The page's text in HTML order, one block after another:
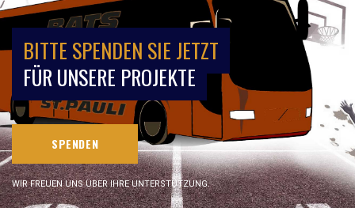
BITTE SPENDEN SIE JETZT
FÜR UNSERE PROJEKTE
SPENDEN
WIR FREUEN UNS ÜBER IHRE UNTERSTÜTZUNG.